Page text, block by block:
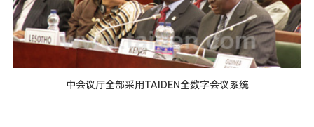
中会议厅全部采用TAIDEN全数字会议系统